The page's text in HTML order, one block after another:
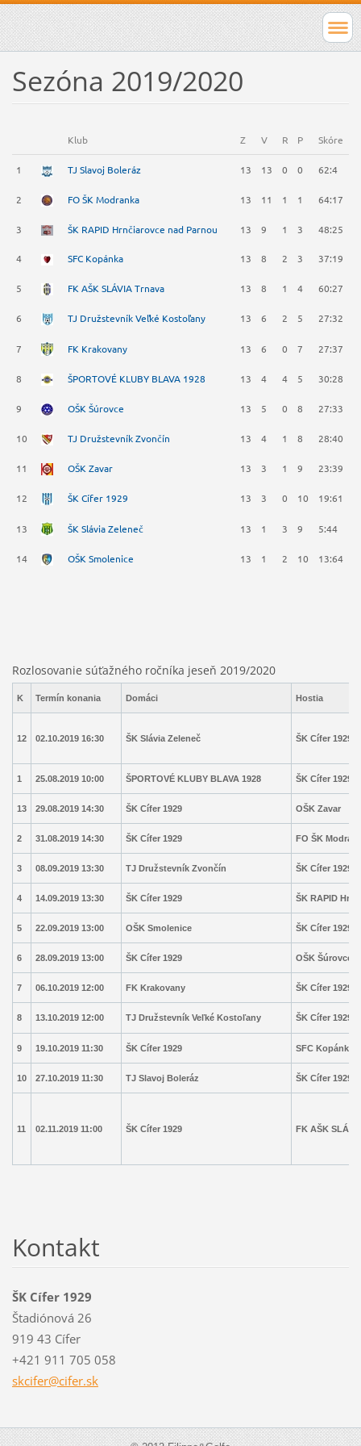
Sezóna 2019/2020
Klub Z V R P Skóre
1 TJ Slavoj Boleráz 13 13 0 0 62:4
2 FO ŠK Modranka 13 11 1 1 64:17
3 ŠK RAPID Hrnčiarovce nad Parnou 13 9 1 3 48:25
4 SFC Kopánka 13 8 2 3 37:19
5 FK AŠK SLÁVIA Trnava 13 8 1 4 60:27
6 TJ Družstevník Veľké Kostoľany 13 6 2 5 27:32
7 FK Krakovany 13 6 0 7 27:37
8 ŠPORTOVÉ KLUBY BLAVA 1928 13 4 4 5 30:28
9 OŠK Šúrovce 13 5 0 8 27:33
10 TJ Družstevník Zvončín 13 4 1 8 28:40
11 OŠK Zavar 13 3 1 9 23:39
12 ŠK Cífer 1929 13 3 0 10 19:61
13 ŠK Slávia Zeleneč 13 1 3 9 5:44
14 OŠK Smolenice 13 1 2 10 13:64
Rozlosovanie súťažného ročníka jeseň 2019/2020
K Termín konania Domáci Hostia
12 02.10.2019 16:30 ŠK Slávia Zeleneč ŠK Cífer 1929
1 25.08.2019 10:00 ŠPORTOVÉ KLUBY BLAVA 1928 ŠK Cífer 1929
13 29.08.2019 14:30 ŠK Cífer 1929 OŠK Zavar
2 31.08.2019 14:30 ŠK Cífer 1929 FO ŠK
3 08.09.2019 13:30 TJ Družstevník Zvončín ŠK Cífer 1929
4 14.09.2019 13:30 ŠK Cífer 1929 ŠK RAPID
5 22.09.2019 13:00 OŠK Smolenice ŠK Cífer 1929
6 28.09.2019 13:00 ŠK Cífer 1929 OŠK Šúrovce
7 06.10.2019 12:00 FK Krakovany ŠK Cífer 1929
8 13.10.2019 12:00 TJ Družstevník Veľké Kostoľany ŠK Cífer 1929
9 19.10.2019 11:30 ŠK Cífer 1929 SFC Kopánka
10 27.10.2019 11:30 TJ Slavoj Boleráz ŠK Cífer 1929
11 02.11.2019 11:00 ŠK Cífer 1929 FK AŠK
Kontakt
ŠK Cífer 1929
Štadiónová 26
919 43 Cífer
+421 911 705 058
skcifer@cifer.sk